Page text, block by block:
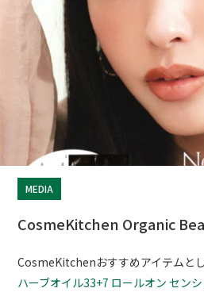
MEDIA
CosmeKitchen Organic
CosmeKitchenおすすめアイテムと
ハーブオイル33+7 ロールオン セン